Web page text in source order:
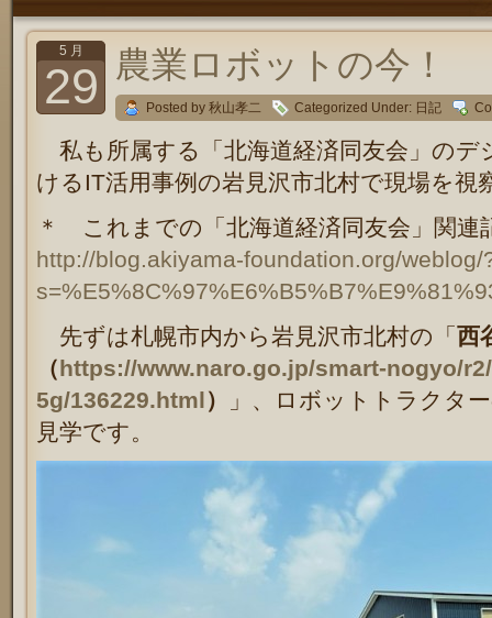
5 月
29 農業ロボットの今！
Posted by 秋山孝二 Categorized Under: 日記
私も所属する「北海道経済同友会」のデ
けるIT活用事例の岩見沢市北村で現場を
＊ これまでの「北海道経済同友会」関
http://blog.akiyama-foundation.org/weblog/
先ずは札幌市内から岩見沢市北村の「 西
（https://www.naro.go.jp/smart-nogyo/
5g/136229.html）
」、ロボットトラクタ
見学です。